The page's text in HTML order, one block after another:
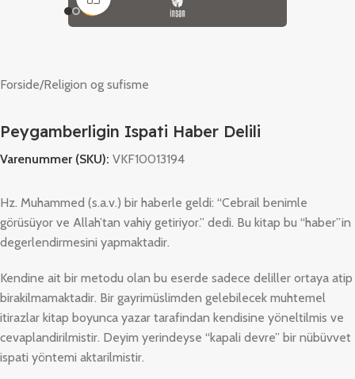
Forside/Religion og sufisme
Peygamberligin Ispati Haber Delili
Varenummer (SKU): VKF10013194
Hz. Muhammed (s.a.v.) bir haberle geldi: “Cebrail benimle
görüsüyor ve Allah’tan vahiy getiriyor.” dedi. Bu kitap bu “haber”in
degerlendirmesini yapmaktadir.
Kendine ait bir metodu olan bu eserde sadece deliller ortaya atip
birakilmamaktadir. Bir gayrimüslimden gelebilecek muhtemel
itirazlar kitap boyunca yazar tarafindan kendisine yöneltilmis ve
cevaplandirilmistir. Deyim yerindeyse “kapali devre” bir nübüvvet
ispati yöntemi aktarilmistir.